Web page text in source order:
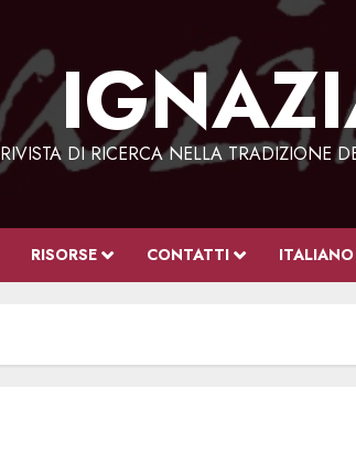
RIVISTA DI RICERCA NELLA TRADIZIONE
RISORSE CONTATTI ITALIANO